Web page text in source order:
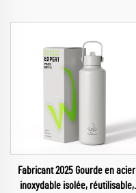
pour le sport et les voyages
Fabricant 2025 Gourde en acier
inoxydable isolée, réutilisable,